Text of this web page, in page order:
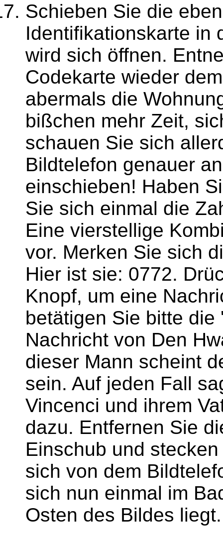
Schieben Sie die
Identifikationskarte in
wird sich öffnen.
Codekarte wieder
abermals die
bißchen mehr Zeit,
schauen Sie sich
Bildtelefon genauer
einschieben! Haben
Sie sich einmal die
Eine vierstellige
vor. Merken Sie sich
Hier ist sie: 0772.
Knopf, um eine
betätigen Sie bitte die
Nachricht von Den
dieser Mann scheint
sein. Auf jeden Fall
Vincenci und ihrem
dazu. Entfernen Sie
Einschub und
sich von dem
sich nun einmal im
Osten des Bildes liegt.